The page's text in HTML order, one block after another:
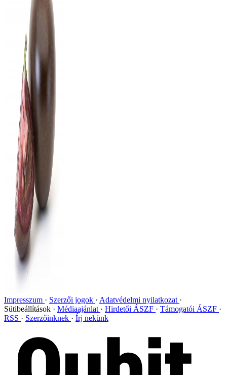
Impresszum Szerzői jogok
Adatvédelmi nyilatkozat
Sütibeállítások
Médiaajánlat Hirdetői ÁSZF
Támogatói ÁSZF
RSS
Szerzőinknek Írj nekünk